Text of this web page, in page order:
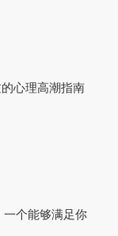
心理高潮指南
一个能够满足你